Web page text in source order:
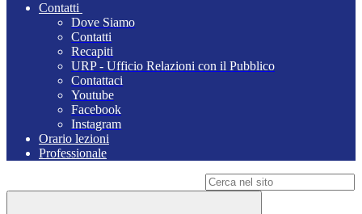
Contatti
Dove Siamo
Contatti
Recapiti
URP - Ufficio Relazioni con il Pubblico
Contattaci
Youtube
Facebook
Instagram
Orario lezioni
Professionale